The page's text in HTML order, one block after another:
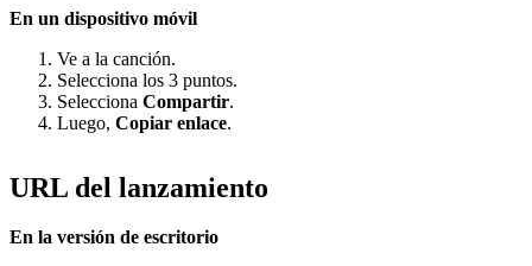
En un dispositivo móvil
Ve a la canción.
Selecciona los 3 puntos.
Selecciona Compartir.
Luego, Copiar enlace.
URL del lanzamiento
En la versión de escritorio